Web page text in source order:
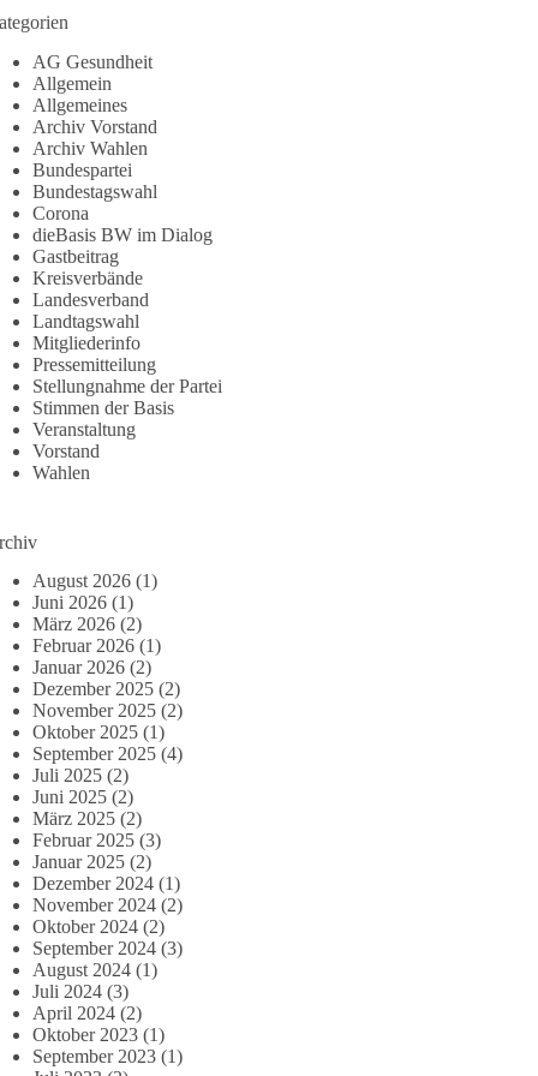
AG Gesundheit
Allgemein
Allgemeines
Archiv Vorstand
Archiv Wahlen
Bundespartei
Bundestagswahl
Corona
dieBasis BW im Dialog
Gastbeitrag
Kreisverbände
Landesverband
Landtagswahl
Mitgliederinfo
Pressemitteilung
Stellungnahme der Partei
Stimmen der Basis
Veranstaltung
Vorstand
Wahlen
August 2026 (1)
Juni 2026 (1)
März 2026 (2)
Februar 2026 (1)
Januar 2026 (2)
Dezember 2025 (2)
November 2025 (2)
Oktober 2025 (1)
September 2025 (4)
Juli 2025 (2)
Juni 2025 (2)
März 2025 (2)
Februar 2025 (3)
Januar 2025 (2)
Dezember 2024 (1)
November 2024 (2)
Oktober 2024 (2)
September 2024 (3)
August 2024 (1)
Juli 2024 (3)
April 2024 (2)
Oktober 2023 (1)
September 2023 (1)